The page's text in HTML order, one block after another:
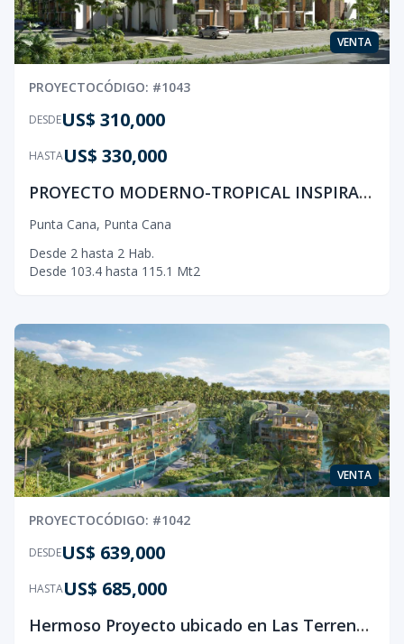
VENTA
PROYECTOCÓDIGO: #1043
DESDEUS$ 310,000
HASTAUS$ 330,000
PROYECTO MODERNO-TROPICAL INSPIRADO EN EL ESTILO DE VIDA NATURAL
Punta Cana, Punta Cana
Desde 2 hasta 2 Hab.
Desde 103.4 hasta 115.1 Mt2
VENTA
PROYECTOCÓDIGO: #1042
DESDEUS$ 639,000
HASTAUS$ 685,000
Hermoso Proyecto ubicado en Las Terrenas.